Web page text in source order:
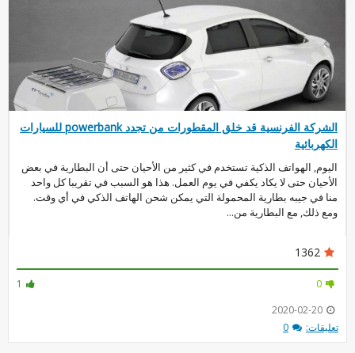
الشركة الفرنسية قد خلق المقطورات من تجدد powerbank للسيارات
الكهربائية
اليوم, الهواتف الذكية تستخدم في كثير من الأحيان حتى أن البطارية في بعض
الأحيان حتى لا يكاد يكفي في يوم العمل. هذا هو السبب في تقريبا كل واحد
منا في جيبه بطارية المحمولة التي يمكن شحن الهاتف الذكي في أي وقت.
ومع ذلك, مع البطارية من...
1362
1
0
2020-02-20
تعليقات:
0